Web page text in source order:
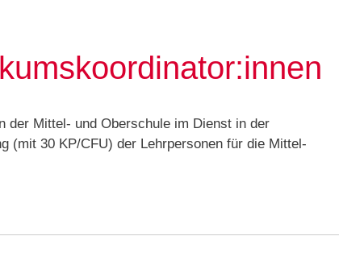
der Mittel- und Oberschule im Dienst in der
(mit 30 KP/CFU) der Lehrpersonen für die Mittel-